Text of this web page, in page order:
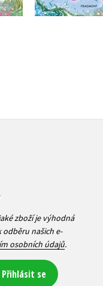
167 Kč
zboží je výhodná
odběru našich e-
osobních údajů.
Přihlásit se